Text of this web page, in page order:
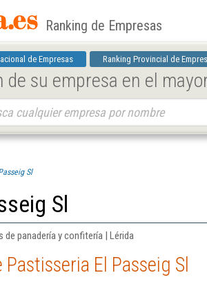
Ranking de Empresas
de Empresas Ranking Provincial de
de su empresa en el
Sl
Sl
panadería y confitería | Lérida
El Passeig Sl